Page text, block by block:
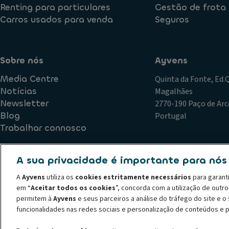
Renting para particulares
Carros usados para venda
Gestão de frota
Seguros
Sobre nós
Media Centre
Notícias
Newsletter
Blog
Trabalhar connosco
Ayvens
Quinta da Fonte,
Magalhães
2770-190 Paço de
Portugal
Política de Qualidade Plano de Prevenção de Riscos de
Declaração de privacidade
Termos de utilização Política
Código de conduta
Canal de denúncias Política de
© 2026 A ALD Automotive I LeasePlan revela o Grupo Ayvens, a sua
líder global em mobilidade sustentável, fornecendo serviços
A sua privacidade é importante para nós
AAyvens utiliza os cookies estritamente necessários para
em “Aceitar todos os cookies”, concorda com a utilização de
permitem à Ayvens e seus parceiros a análise do tráfego do site e
funcionalidades nas redes sociais e personalização de conteúdos